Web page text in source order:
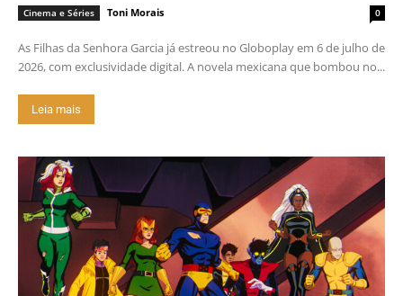
Cinema e Séries Toni Morais 0
As Filhas da Senhora Garcia já estreou no Globoplay em 6 de julho de
2026, com exclusividade digital. A novela mexicana que bombou no...
Leia mais